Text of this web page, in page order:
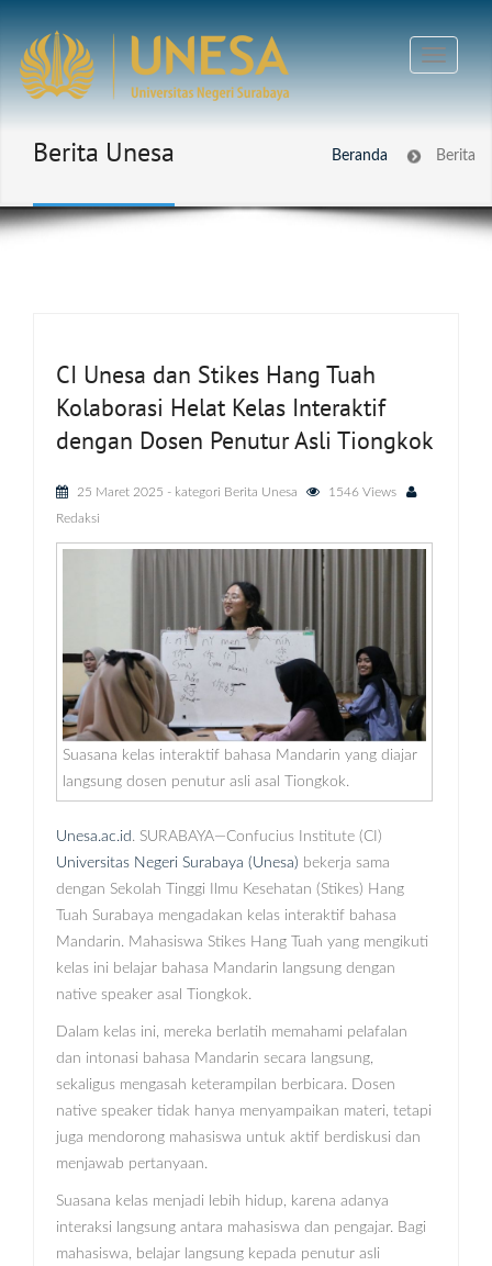
Berita Unesa Beranda Berita
CI Unesa dan Stikes Hang Tuah
Kolaborasi Helat Kelas Interaktif
dengan Dosen Penutur Asli Tiongkok
25 Maret 2025 - kategori Berita Unesa
1546 Views
Redaksi
Suasana kelas interaktif bahasa Mandarin yang diajar
langsung dosen penutur asli asal Tiongkok.
Unesa.ac.id . SURABAYA—Confucius Institute (CI)
Universitas Negeri Surabaya (Unesa) bekerja sama
dengan Sekolah Tinggi Ilmu Kesehatan (Stikes) Hang
Tuah Surabaya mengadakan kelas interaktif bahasa
Mandarin. Mahasiswa Stikes Hang Tuah yang mengikuti
kelas ini belajar bahasa Mandarin langsung dengan
native speaker asal Tiongkok.
Dalam kelas ini, mereka berlatih memahami pelafalan
dan intonasi bahasa Mandarin secara langsung,
sekaligus mengasah keterampilan berbicara. Dosen
native speaker tidak hanya menyampaikan materi, tetapi
juga mendorong mahasiswa untuk aktif berdiskusi dan
menjawab pertanyaan.
Suasana kelas menjadi lebih hidup, karena adanya
interaksi langsung antara mahasiswa dan pengajar. Bagi
mahasiswa, belajar langsung kepada penutur asli